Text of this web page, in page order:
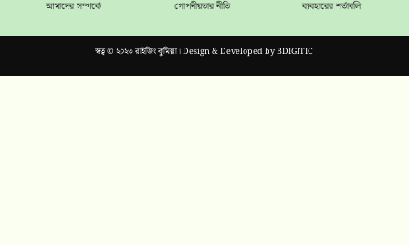
আমাদের সম্পর্কে গোপনীয়তার নীতি ব্যবহারের শর্তাবলি
স্বত্ব © ২০২৩ রাইজিং কুমিল্লা। Design & Developed byBDIGITIC